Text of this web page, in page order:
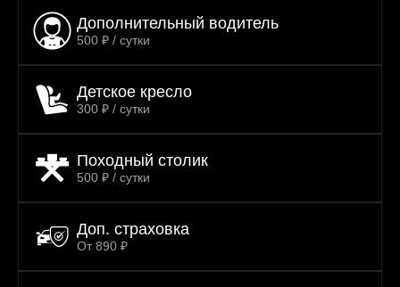
Дополнительный водитель
500 ₽ / сутки
Детское кресло
300 ₽ / сутки
Походный столик
500 ₽ / сутки
Доп. страховка
От 890 ₽